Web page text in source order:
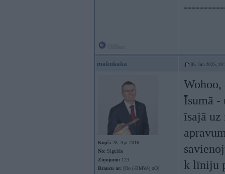
makukaka 05. Jun 2025,
Kopš: 28. Apr 2016
No: Sigulda
Ziņojumi: 123
Braucu ar: [Oo (-BMW-) oO]
Wohoo,
Īsumā -
īsajā uz
k līniju